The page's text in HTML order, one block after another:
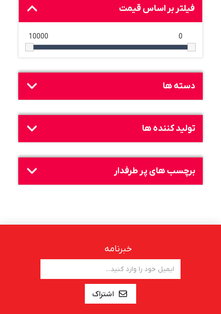
فیلتر بر اساس قیمت
0
10000
دسته ها
تولید کننده ها
برچسب های پر طرفدار
خبرنامه
اشتراک